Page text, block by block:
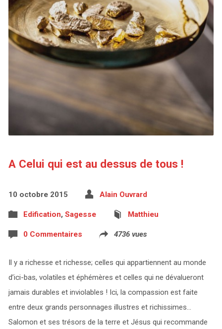
A Celui qui est au dessus de tous !
10 octobre 2015 Alain Ouvrard
Edification, Sagesse Matthieu
0 Commentaires 4736 vues
Il y a richesse et richesse; celles qui appartiennent au monde
d’ici-bas, volatiles et éphémères et celles qui ne dévalueront
jamais durables et inviolables ! Ici, la compassion est faite
entre deux grands personnages illustres et richissimes…
Salomon et ses trésors de la terre et Jésus qui recommande